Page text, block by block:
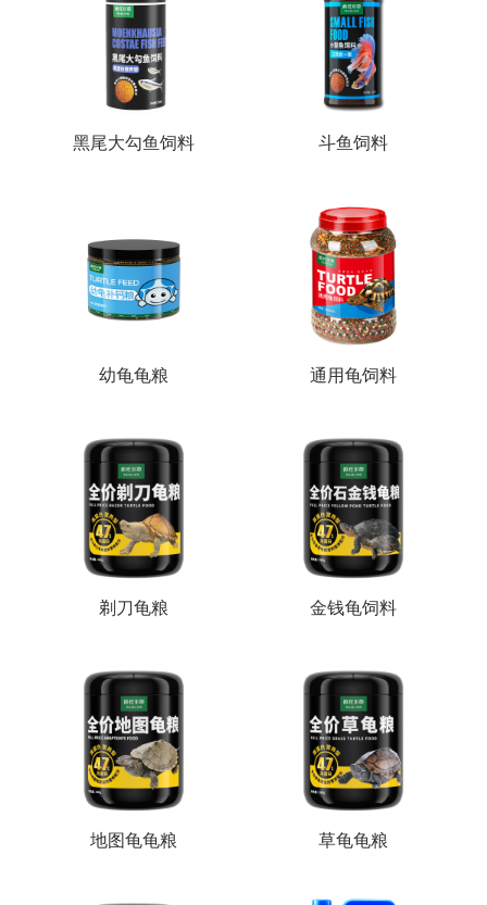
黑尾大勾鱼饲料 斗鱼饲料
幼龟龟粮 通用龟饲料
剃刀龟粮 金钱龟饲料
地图龟龟粮 草龟龟粮